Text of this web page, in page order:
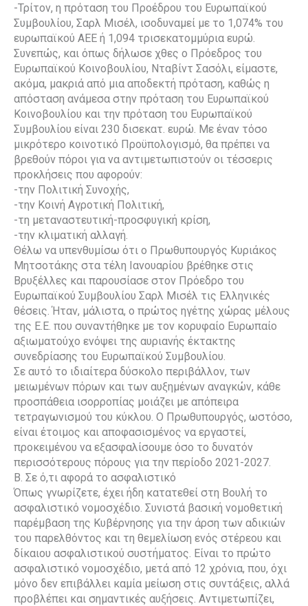
-Τρίτον, η πρόταση του Προέδρου του Ευρωπαϊκού
Συμβουλίου, Σαρλ Μισέλ, ισοδυναμεί με το 1,074% του
ευρωπαϊκού ΑΕΕ ή 1,094 τρισεκατομμύρια ευρώ.
Συνεπώς, και όπως δήλωσε χθες ο Πρόεδρος του
Ευρωπαϊκού Κοινοβουλίου, Νταβίντ Σασόλι, είμαστε,
ακόμα, μακριά από μια αποδεκτή πρόταση, καθώς η
απόσταση ανάμεσα στην πρόταση του Ευρωπαϊκού
Κοινοβουλίου και την πρόταση του Ευρωπαϊκού
Συμβουλίου είναι 230 δισεκατ. ευρώ. Με έναν τόσο
μικρότερο κοινοτικό Προϋπολογισμό, θα πρέπει να
βρεθούν πόροι για να αντιμετωπιστούν οι τέσσερις
προκλήσεις που αφορούν:
-την Πολιτική Συνοχής,
-την Κοινή Αγροτική Πολιτική,
-τη μεταναστευτική-προσφυγική κρίση,
-την κλιματική αλλαγή.
Θέλω να υπενθυμίσω ότι ο Πρωθυπουργός Κυριάκος
Μητσοτάκης στα τέλη Ιανουαρίου βρέθηκε στις
Βρυξέλλες και παρουσίασε στον Πρόεδρο του
Ευρωπαϊκού Συμβουλίου Σαρλ Μισέλ τις Ελληνικές
θέσεις. Ήταν, μάλιστα, ο πρώτος ηγέτης χώρας μέλους
της Ε.Ε. που συναντήθηκε με τον κορυφαίο Ευρωπαίο
αξιωματούχο ενόψει της αυριανής έκτακτης
συνεδρίασης του Ευρωπαϊκού Συμβουλίου.
Σε αυτό το ιδιαίτερα δύσκολο περιβάλλον, των
μειωμένων πόρων και των αυξημένων αναγκών, κάθε
προσπάθεια ισορροπίας μοιάζει με απόπειρα
τετραγωνισμού του κύκλου. Ο Πρωθυπουργός, ωστόσο,
είναι έτοιμος και αποφασισμένος να εργαστεί,
προκειμένου να εξασφαλίσουμε όσο το δυνατόν
περισσότερους πόρους για την περίοδο 2021-2027.
B. Σε ό,τι αφορά το ασφαλιστικό
Όπως γνωρίζετε, έχει ήδη κατατεθεί στη Βουλή το
ασφαλιστικό νομοσχέδιο. Συνιστά βασική νομοθετική
παρέμβαση της Κυβέρνησης για την άρση των αδικιών
του παρελθόντος και τη θεμελίωση ενός στέρεου και
δίκαιου ασφαλιστικού συστήματος. Είναι το πρώτο
ασφαλιστικό νομοσχέδιο, μετά από 12 χρόνια, που, όχι
μόνο δεν επιβάλλει καμία μείωση στις συντάξεις, αλλά
προβλέπει και σημαντικές αυξήσεις. Αντιμετωπίζει,